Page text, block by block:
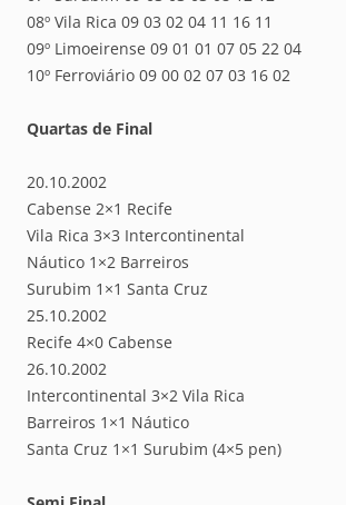
08º Vila Rica 09 03 02 04 11 16 11
09º Limoeirense 09 01 01 07 05 22 04
10º Ferroviário 09 00 02 07 03 16 02
Quartas de Final
20.10.2002
Cabense 2×1 Recife
Vila Rica 3×3 Intercontinental
Náutico 1×2 Barreiros
Surubim 1×1 Santa Cruz
25.10.2002
Recife 4×0 Cabense
26.10.2002
Intercontinental 3×2 Vila Rica
Barreiros 1×1 Náutico
Santa Cruz 1×1 Surubim (4×5 pen)